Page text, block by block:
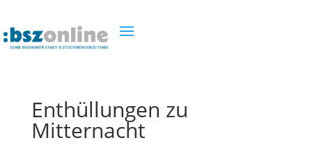
Enthüllungen zu
Mitternacht